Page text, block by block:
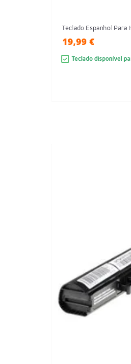
Teclado Espanhol Para
19,99 €
Teclado disponível